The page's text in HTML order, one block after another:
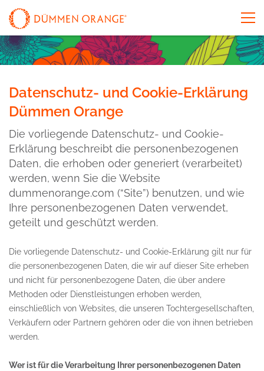
Datenschutz- und Cookie-Erklärung
Dümmen Orange
Die vorliegende Datenschutz- und Cookie-
Erklärung beschreibt die personenbezogenen
Daten, die erhoben oder generiert (verarbeitet)
werden, wenn Sie die Website
dummenorange.com (“Site”) benutzen, und wie
Ihre personenbezogenen Daten verwendet,
geteilt und geschützt werden.
Die vorliegende Datenschutz- und Cookie-Erklärung gilt nur für
die personenbezogenen Daten, die wir auf dieser Site erheben
und nicht für personenbezogene Daten, die über andere
Methoden oder Dienstleistungen erhoben werden,
einschließlich von Websites, die unseren Tochtergesellschaften,
Verkäufern oder Partnern gehören oder die von ihnen betrieben
werden.
Wer ist für die Verarbeitung Ihrer personenbezogenen Daten